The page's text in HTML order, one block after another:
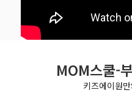
MOM스쿨-
키즈에이원